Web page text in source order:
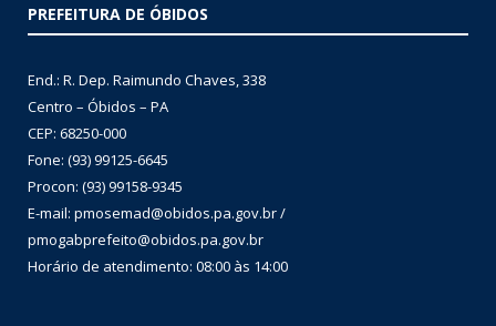
PREFEITURA DE ÓBIDOS
End.: R. Dep. Raimundo Chaves, 338
Centro – Óbidos – PA
CEP: 68250-000
Fone: (93) 99125-6645
Procon: (93) 99158-9345
E-mail: pmosemad@obidos.pa.gov.br /
pmogabprefeito@obidos.pa.gov.br
Horário de atendimento: 08:00 às 14:00